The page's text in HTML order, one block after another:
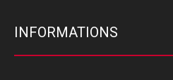
INFORMATIONS